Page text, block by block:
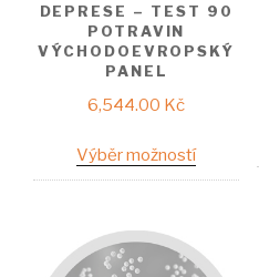
DEPRESE – TEST 90
POTRAVIN
VÝCHODOEVROPSKÝ
PANEL
6,544.00 Kč
Výběr možností